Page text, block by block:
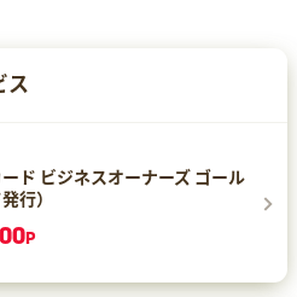
ス
ド ビジネスオーナーズ ゴール
行）
P